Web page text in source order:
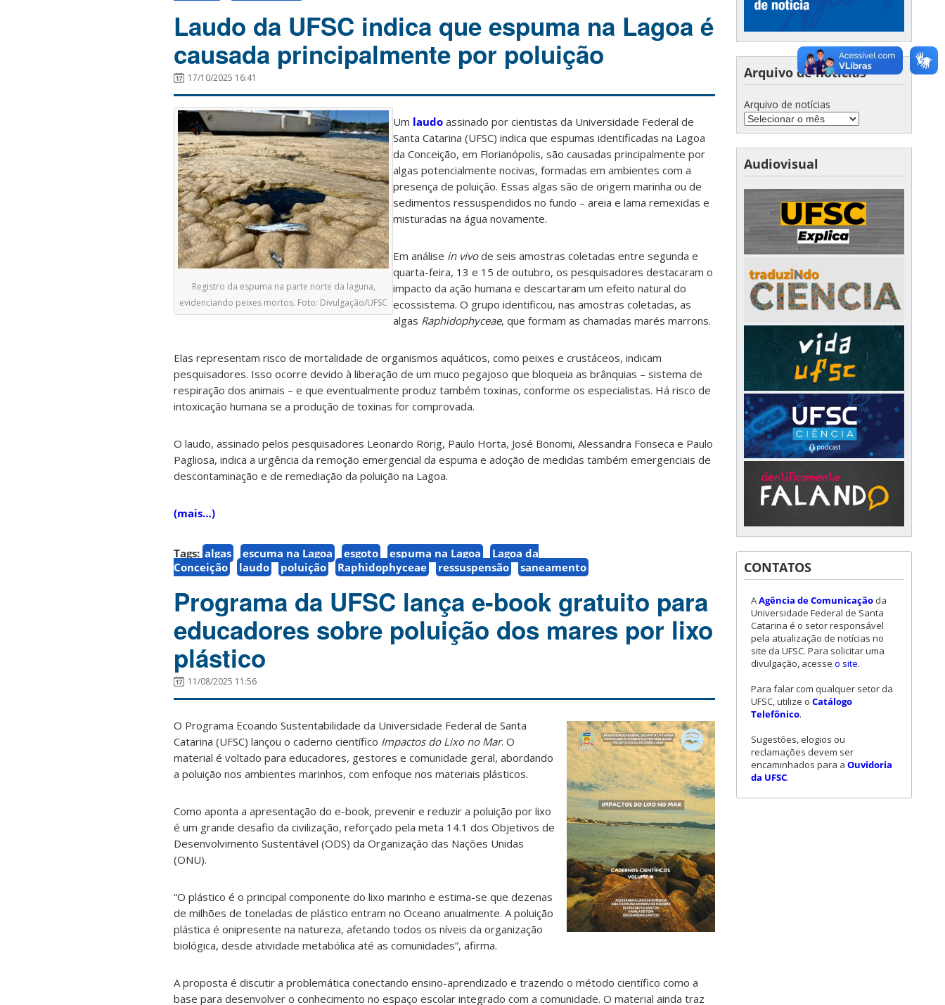
Laudo da UFSC indica que espuma na Lagoa é
causada principalmente por poluição
17/10/2025 16:41
Registro da espuma na parte norte da laguna,
evidenciando peixes mortos. Foto: Divulgação/UFSC
Um laudo assinado por cientistas da Universidade Federal de
Santa Catarina (UFSC) indica que espumas identificadas na Lagoa
da Conceição, em Florianópolis, são causadas principalmente por
algas potencialmente nocivas, formadas em ambientes com a
presença de poluição. Essas algas são de origem marinha ou de
sedimentos ressuspendidos no fundo – areia e lama remexidas e
misturadas na água novamente.
Em análise in vivode seis amostras coletadas entre segunda e
quarta-feira, 13 e 15 de outubro, os pesquisadores destacaram o
impacto da ação humana e descartaram um efeito natural do
ecossistema. O grupo identificou, nas amostras coletadas, as
algas Raphidophyceae, que formam as chamadas marés marrons.
Elas representam risco de mortalidade de organismos aquáticos, como peixes e crustáceos, indicam
pesquisadores. Isso ocorre devido à liberação de um muco pegajoso que bloqueia as brânquias – sistema de
respiração dos animais – e que eventualmente produz também toxinas, conforme os especialistas. Há risco de
intoxicação humana se a produção de toxinas for comprovada.
O laudo, assinado pelos pesquisadores Leonardo Rörig, Paulo Horta, José Bonomi, Alessandra Fonseca e Paulo
Pagliosa, indica a urgência da remoção emergencial da espuma e adoção de medidas também emergenciais de
descontaminação e de remediação da poluição na Lagoa.
(mais…)
Tags: algas escuma na Lagoa esgoto espuma na Lagoa
Lagoa da
Conceição
laudo poluição Raphidophyceae ressuspensão saneamento
Programa da UFSC lança e-book gratuito para
educadores sobre poluição dos mares por lixo
plástico
11/08/2025 11:56
O Programa Ecoando Sustentabilidade da Universidade Federal de Santa
Catarina (UFSC) lançou o caderno científico Impactos do Lixo no Mar. O
material é voltado para educadores, gestores e comunidade geral, abordando
a poluição nos ambientes marinhos, com enfoque nos materiais plásticos.
Como aponta a apresentação do e-book, prevenir e reduzir a poluição por lixo
é um grande desafio da civilização, reforçado pela meta 14.1 dos Objetivos de
Desenvolvimento Sustentável (ODS) da Organização das Nações Unidas
(ONU).
“O plástico é o principal componente do lixo marinho e estima-se que dezenas
de milhões de toneladas de plástico entram no Oceano anualmente. A poluição
plástica é onipresente na natureza, afetando todos os níveis da organização
biológica, desde atividade metabólica até as comunidades”, afirma.
A proposta é discutir a problemática conectando ensino-aprendizado e trazendo o método científico como a
base para desenvolver o conhecimento no espaço escolar integrado com a comunidade. O material ainda traz
Arquivo de notícias
Arquivo de notícias
Audiovisual
CONTATOS
AAgência de Comunicação da
Universidade Federal de Santa
Catarina é o setor responsável
pela atualização de notícias no
site da UFSC. Para solicitar uma
divulgação, acesse o site.
Para falar com qualquer setor da
UFSC, utilize o Catálogo
Telefônico.
Sugestões, elogios ou
reclamações devem ser
encaminhados para a Ouvidoria
da UFSC.